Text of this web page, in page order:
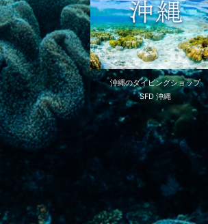
沖縄のダイビングショップ
SFD 沖縄